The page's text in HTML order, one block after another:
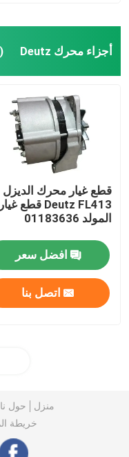
أجزاء محرك Deutz (23)
قطع غيار محرك الديزل
Deutz FL413 قطع غيار
المولد 01183636
افضل سعر
اتصل بنا
منزل حول نا
خريطة